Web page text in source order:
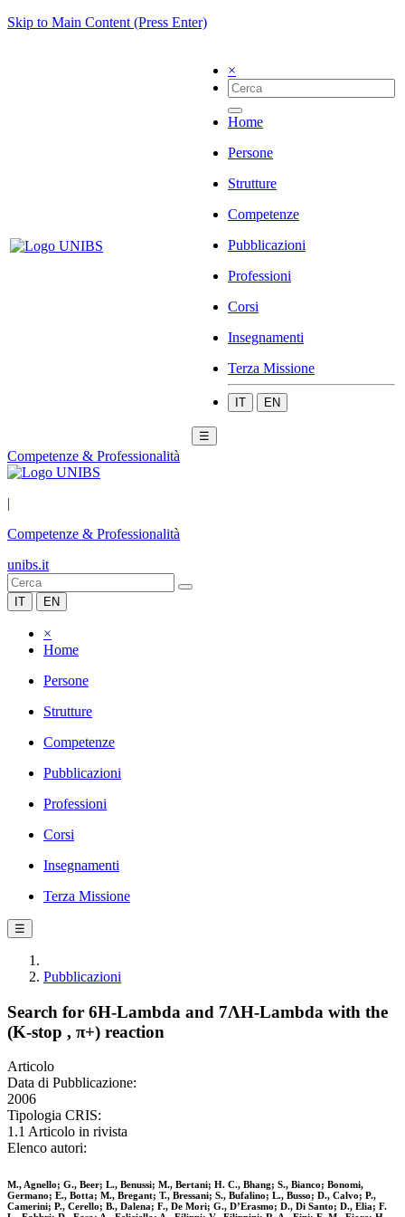
Skip to Main Content (Press Enter)
×
Home
Persone
Strutture
Competenze
Pubblicazioni
Professioni
Corsi
Insegnamenti
Terza Missione
IT EN
☰
Competenze & Professionalità
|
Competenze & Professionalità
unibs.it
IT EN
×
Home
Persone
Strutture
Competenze
Pubblicazioni
Professioni
Corsi
Insegnamenti
Terza Missione
☰
Pubblicazioni
Search for 6H-Lambda and 7ΛH-Lambda with the
(K-stop , π+) reaction
Articolo
Data di Pubblicazione:
2006
Tipologia CRIS:
1.1 Articolo in rivista
Elenco autori:
M., Agnello; G., Beer; L., Benussi; M., Bertani; H. C., Bhang; S., Bianco; Bonomi,
Germano; E., Botta; M., Bregant; T., Bressani; S., Bufalino; L., Busso; D., Calvo; P.,
Camerini; P., Cerello; B., Dalena; F., De Mori; G., D’Erasmo; D., Di Santo; D., Elia; F.